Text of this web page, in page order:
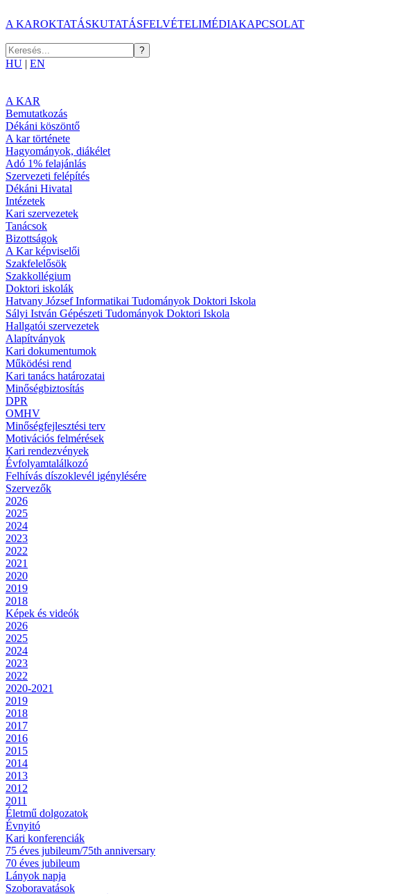
A KAROKTATÁSKUTATÁSFELVÉTELIMÉDIAKAPCSOLAT
HU | EN
A KAR
Bemutatkozás
Dékáni köszöntő
A kar története
Hagyományok, diákélet
Adó 1% felajánlás
Szervezeti felépítés
Dékáni Hivatal
Intézetek
Kari szervezetek
Tanácsok
Bizottságok
A Kar képviselői
Szakfelelősök
Szakkollégium
Doktori iskolák
Hatvany József Informatikai Tudományok Doktori Iskola
Sályi István Gépészeti Tudományok Doktori Iskola
Hallgatói szervezetek
Alapítványok
Kari dokumentumok
Működési rend
Kari tanács határozatai
Minőségbiztosítás
DPR
OMHV
Minőségfejlesztési terv
Motivációs felmérések
Kari rendezvények
Évfolyamtalálkozó
Felhívás díszoklevél igénylésére
Szervezők
2026
2025
2024
2023
2022
2021
2020
2019
2018
Képek és videók
2026
2025
2024
2023
2022
2020-2021
2019
2018
2017
2016
2015
2014
2013
2012
2011
Életmű dolgozatok
Évnyitó
Kari konferenciák
75 éves jubileum/75th anniversary
70 éves jubileum
Lányok napja
Szoboravatások